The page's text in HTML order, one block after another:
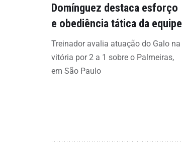
Domínguez destaca esforço
e obediência tática da equipe
Treinador avalia atuação do Galo na
vitória por 2 a 1 sobre o Palmeiras,
em São Paulo